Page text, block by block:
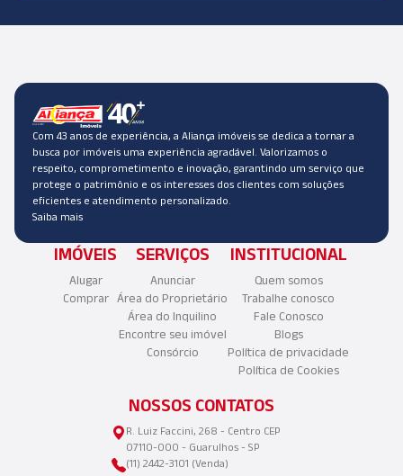
Com 43 anos de experiência, a Aliança imóveis se dedica a tornar a
busca por imóveis uma experiência agradável. Valorizamos o
respeito, comprometimento e inovação, garantindo um serviço que
protege o patrimônio e os interesses dos clientes com soluções
eficientes e atendimento personalizado.
Saiba mais
IMÓVEIS
Alugar
Comprar
SERVIÇOS
Anunciar
Área do Proprietário
Área do Inquilino
Encontre seu imóvel
Consórcio
INSTITUCIONAL
Quem somos
Trabalhe conosco
Fale Conosco
Blogs
Política de privacidade
Política de Cookies
NOSSOS CONTATOS
R. Luiz Faccini, 268 - Centro CEP
07110-000 - Guarulhos - SP
(11) 2442-3101 (Venda)